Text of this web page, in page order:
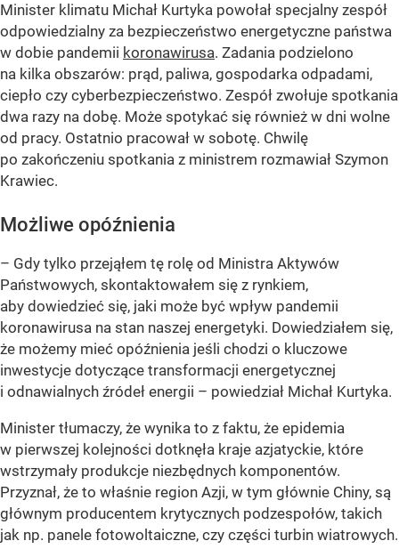
Minister klimatu Michał Kurtyka powołał specjalny zespół
odpowiedzialny za bezpieczeństwo energetyczne państwa
w dobie pandemii koronawirusa. Zadania podzielono
na kilka obszarów: prąd, paliwa, gospodarka odpadami,
ciepło czy cyberbezpieczeństwo. Zespół zwołuje spotkania
dwa razy na dobę. Może spotykać się również w dni wolne
od pracy. Ostatnio pracował w sobotę. Chwilę
po zakończeniu spotkania z ministrem rozmawiał Szymon
Krawiec.
Możliwe opóźnienia
– Gdy tylko przejąłem tę rolę od Ministra Aktywów
Państwowych, skontaktowałem się z rynkiem,
aby dowiedzieć się, jaki może być wpływ pandemii
koronawirusa na stan naszej energetyki. Dowiedziałem się,
że możemy mieć opóźnienia jeśli chodzi o kluczowe
inwestycje dotyczące transformacji energetycznej
i odnawialnych źródeł energii – powiedział Michał Kurtyka.
Minister tłumaczy, że wynika to z faktu, że epidemia
w pierwszej kolejności dotknęła kraje azjatyckie, które
wstrzymały produkcje niezbędnych komponentów.
Przyznał, że to właśnie region Azji, w tym głównie Chiny, są
głównym producentem krytycznych podzespołów, takich
jak np. panele fotowoltaiczne, czy części turbin wiatrowych.